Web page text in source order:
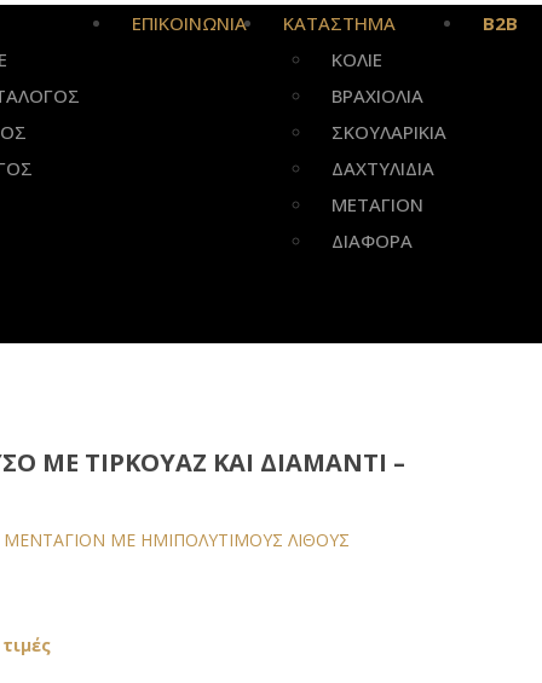
ΕΠΙΚΟΙΝΩΝΙΑ
ΚΑΤΑΣΤΗΜΑ
ΚΟΛΙΕ
ΒΡΑΧΙΟΛΙΑ
ΣΚΟΥΛΑΡΙΚΙΑ
ΔΑΧΤΥΛΙΔΙΑ
ΜΕΤΑΓΙΟΝ
ΔΙΑΦΟΡΑ
B2B
ΜΕ ΤΙΡΚΟΥΆΖ ΚΑΙ ΔΙΑΜΆΝΤΙ –
ΜΕΝΤΑΓΙΌΝ ΜΕ ΗΜΙΠΟΛΎΤΙΜΟΥΣ ΛΊΘΟΥΣ